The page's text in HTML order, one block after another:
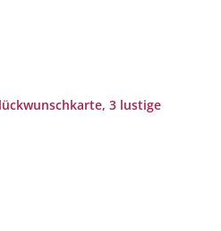
3 lustige